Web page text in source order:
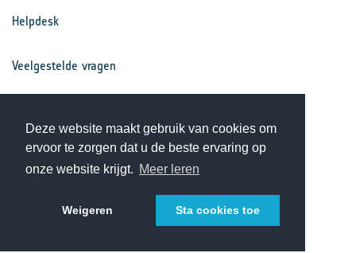
Deze website maakt gebruik van cookies om
ervoor te zorgen dat u de beste ervaring op
onze website krijgt. Meer leren
Weigeren Sta cookies toe
Helpdesk
Veelgestelde vragen
Privacy Statement